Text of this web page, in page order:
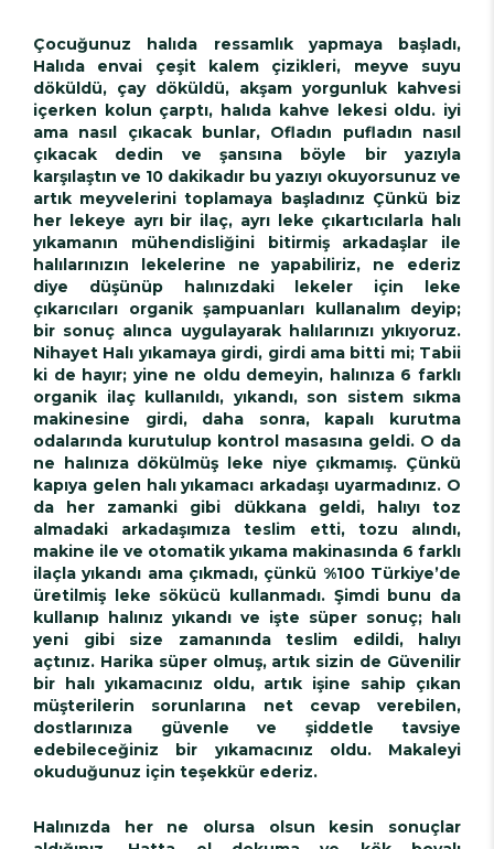
Çocuğunuz halıda ressamlık yapmaya başladı,
Halıda envai çeşit kalem çizikleri, meyve suyu
döküldü, çay döküldü, akşam yorgunluk kahvesi
içerken kolun çarptı, halıda kahve lekesi oldu. iyi
ama nasıl çıkacak bunlar, Ofladın pufladın nasıl
çıkacak dedin ve şansına böyle bir yazıyla
karşılaştın ve 10 dakikadır bu yazıyı okuyorsunuz ve
artık meyvelerini toplamaya başladınız Çünkü biz
her lekeye ayrı bir ilaç, ayrı leke çıkartıcılarla halı
yıkamanın mühendisliğini bitirmiş arkadaşlar ile
halılarınızın lekelerine ne yapabiliriz, ne ederiz
diye düşünüp halınızdaki lekeler için leke
çıkarıcıları organik şampuanları kullanalım deyip;
bir sonuç alınca uygulayarak halılarınızı yıkıyoruz.
Nihayet Halı yıkamaya girdi, girdi ama bitti mi; Tabii
ki de hayır; yine ne oldu demeyin, halınıza 6 farklı
organik ilaç kullanıldı, yıkandı, son sistem sıkma
makinesine girdi, daha sonra, kapalı kurutma
odalarında kurutulup kontrol masasına geldi. O da
ne halınıza dökülmüş leke niye çıkmamış. Çünkü
kapıya gelen halı yıkamacı arkadaşı uyarmadınız. O
da her zamanki gibi dükkana geldi, halıyı toz
almadaki arkadaşımıza teslim etti, tozu alındı,
makine ile ve otomatik yıkama makinasında 6 farklı
ilaçla yıkandı ama çıkmadı, çünkü %100 Türkiye’de
üretilmiş leke sökücü kullanmadı. Şimdi bunu da
kullanıp halınız yıkandı ve işte süper sonuç; halı
yeni gibi size zamanında teslim edildi, halıyı
açtınız. Harika süper olmuş, artık sizin de Güvenilir
bir halı yıkamacınız oldu, artık işine sahip çıkan
müşterilerin sorunlarına net cevap verebilen,
dostlarınıza güvenle ve şiddetle tavsiye
edebileceğiniz bir yıkamacınız oldu. Makaleyi
okuduğunuz için teşekkür ederiz.
Halınızda her ne olursa olsun kesin sonuçlar